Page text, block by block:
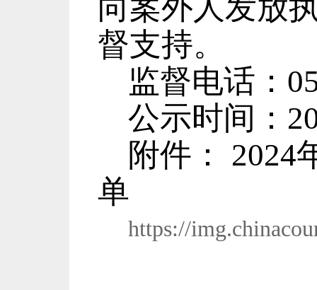
向案外人发放
督支持。
监督电话：
公示时间：
附件：
2024
单
https://